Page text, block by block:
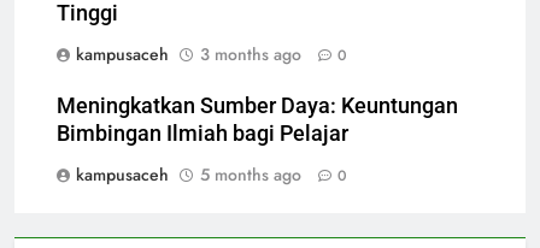
Tinggi
kampusaceh
3 months ago 0
Meningkatkan Sumber Daya: Keuntungan
Bimbingan Ilmiah bagi Pelajar
kampusaceh
5 months ago 0